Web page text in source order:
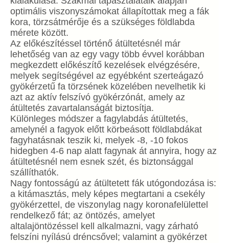
optimális viszonyszámokat állapítottak meg a fák
kora, törzsátmérője és a szükséges földlabda
mérete között.
Az előkészítéssel történő átültetésnél már
lehetőség van az egy vagy több évvel korábban
megkezdett előkészítő kezelések elvégzésére,
melyek segítségével az egyébként szerteágazó
gyökérzetű fa törzsének közelében nevelhetik ki
azt az aktív felszívó gyökérzónát, amely az
átültetés zavartalanságát biztosítja.
Különleges módszer a fagylabdás átültetés,
amelynél a fagyok előtt körbeásott földlabdákat
fagyhatásnak teszik ki, melyek -8, -10 fokos
hidegben 4-6 nap alatt fagynak át annyira, hogy az
átültetésnél nem esnek szét, és biztonsággal
szállíthatók.
Nagy fontosságú az átültetett fák utógondozása is:
a kitámasztás, mely képes megtartani a csekély
gyökérzettel, de viszonylag nagy koronafelülettel
rendelkező fát; az öntözés, amelyet
altalajöntözéssel kell alkalmazni, vagy zárható
felszíni nyílású dréncsővel; valamint a gyökérzet